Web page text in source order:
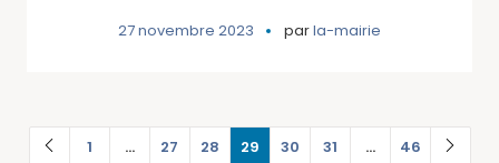
27 novembre 2023 parla-mairie
1 … 27 28 29 30 31 … 46